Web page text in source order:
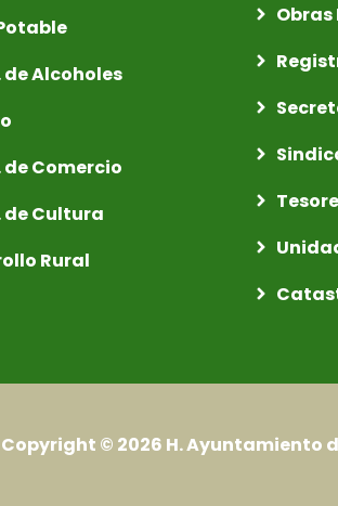
de Alcoholes
de Comercio
de Cultura
Rural
Obras
Copyright © 2026 H. Ayuntamiento